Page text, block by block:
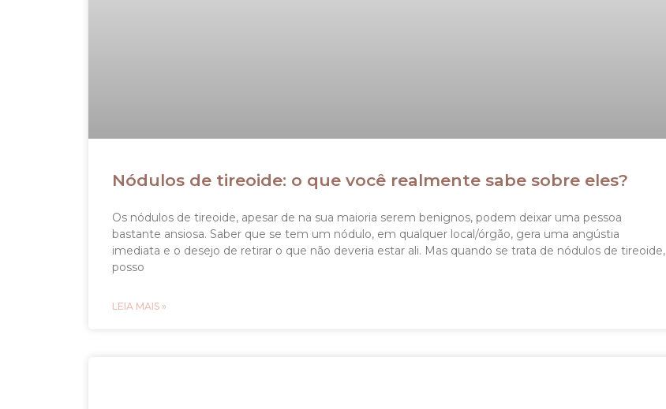
Nódulos de tireoide: o que você realmente sabe sobre eles?
Os nódulos de tireoide, apesar de na sua maioria serem benignos, podem deixar uma pessoa
bastante ansiosa. Saber que se tem um nódulo, em qualquer local/órgão, gera uma angústia
imediata e o desejo de retirar o que não deveria estar ali. Mas quando se trata de nódulos de tireoide,
posso
LEIA MAIS »